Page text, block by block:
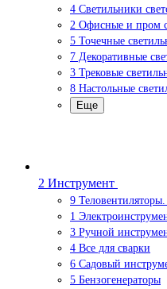
4 Светильники
2 Офисные и пром
5 Точечные
7 Декоративные
3 Трековые
8 Настольные
Еще
2 Инструмент
9
1
3 Ручной
4 Все для сварки
6 Садовый
5 Бензогенераторы